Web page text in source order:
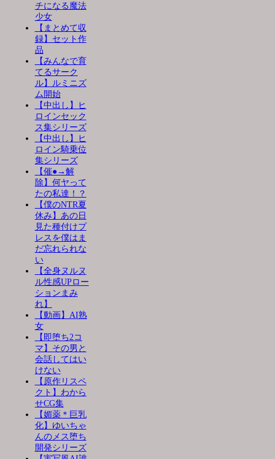
チになる魔法
少女
【まとめて収
録】セット作
品
【みんなで育
てるサーク
ル】ルミニズ
ム開始
【中出し】ヒ
ロインセック
ス集シリーズ
【中出し】ヒ
ロイン騎乗位
集シリーズ
【催●→解
除】何ヤって
たの私達！？
【僕のNTR夏
休み】あの日
見た種付けプ
レスを僕はま
だ忘れられな
い
【全身ヌルヌ
ル性感UPロー
ションまみ
れ】
【動画】AI熟
女
【即堕ち2コ
マ】その男と
会話してはい
けない
【原作リスペ
クト】わから
せCG集
【媚薬＊巨乳
化】ゆいちゃ
んのメス堕ち
開発シリーズ